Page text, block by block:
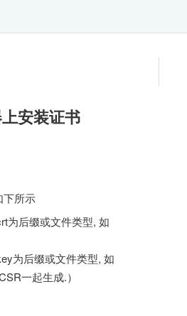
安装证书
下所示
为后缀或文件类型, 如
为后缀或文件类型, 如
一起生成.）